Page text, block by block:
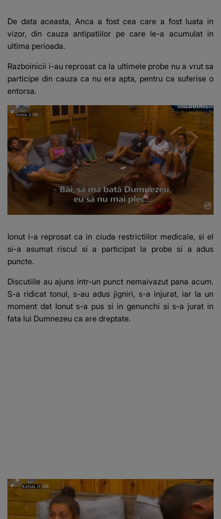
fanilor
De data aceasta, Anca a fost cea care a fost luata in
vizor, din cauza antipatiilor pe care le-a acumulat in
ultima perioada.
Razboinicii i-au reprosat ca la ultimele probe nu a vrut sa
participe din cauza ca nu era apta, pentru ca suferise o
entorsa.
Ionut i-a reprosat ca in ciuda restrictiilor medicale, si el
si-a asumat riscul si a participat la probe si a adus
puncte.
Discutiile au ajuns intr-un punct nemaivazut pana acum.
S-a ridicat tonul, s-au adus jigniri, s-a injurat, iar la un
moment dat Ionut s-a pus si in genunchi si s-a jurat in
fata lui Dumnezeu ca are dreptate.